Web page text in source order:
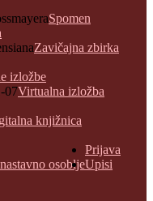
Spomen
Zavičajna zbirka
izložbe
Virtualna izložba
knjižnica
osoblje
Prijava
Upisi